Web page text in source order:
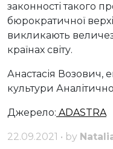
законності такого
бюрократичної
викликають
країнах світу.
Анастасія Возович,
культури
Джерело: ADASTRA
22.09.2021 • by